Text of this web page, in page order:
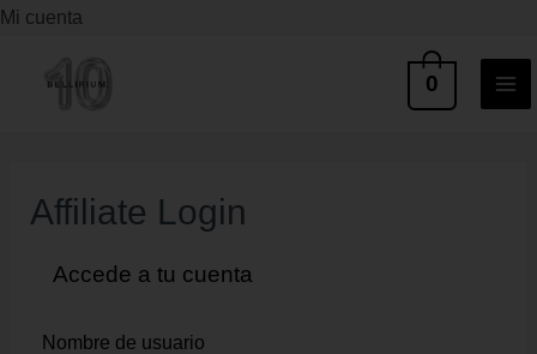
Ir
contenido
Mi cuenta
0
Affiliate Login
Accede a tu cuenta
Nombre de usuario